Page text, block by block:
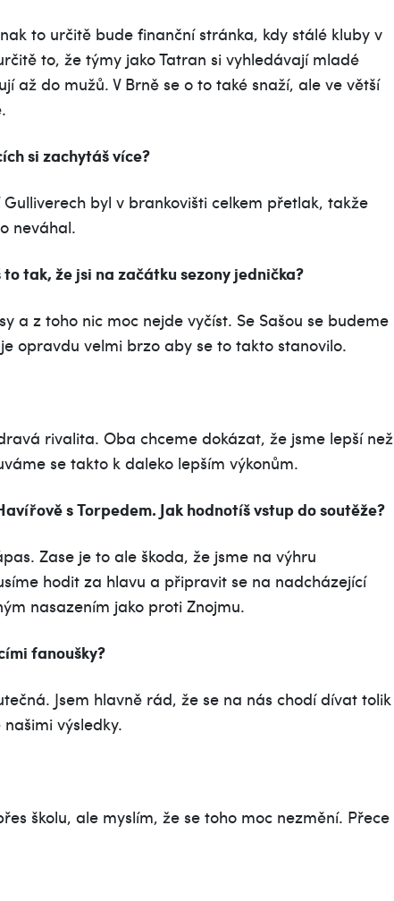
to určitě bude finanční stránka, kdy stálé kluby v
to, že týmy jako Tatran si vyhledávají mladé
až do mužů. V Brně se o to také snaží, ale ve větší
si zachytáš více?
byl v brankovišti celkem přetlak, takže
neváhal.
tak, že jsi na začátku sezony jednička?
a z toho nic moc nejde vyčíst. Se Sašou se budeme
opravdu velmi brzo aby se to takto stanovilo.
rivalita. Oba chceme dokázat, že jsme lepší než
se takto k daleko lepším výkonům.
s Torpedem. Jak hodnotíš vstup do soutěže?
Zase je to ale škoda, že jsme na výhru
hodit za hlavu a připravit se na nadcházející
nasazením jako proti Znojmu.
fanoušky?
Jsem hlavně rád, že se na nás chodí dívat tolik
výsledky.
školu, ale myslím, že se toho moc nezmění. Přece